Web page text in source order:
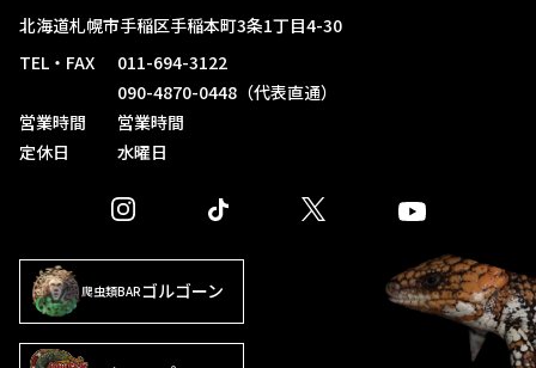
北海道札幌市手稲区手稲本町3条1丁目4-30
TEL・FAX
011-694-3122
090-4870-0448（代表直通）
営業時間
営業時間
定休日
水曜日
爬虫類BARゴルゴーン